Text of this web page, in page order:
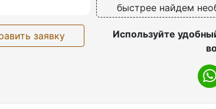
заявку
быстрее найдем
Используйте